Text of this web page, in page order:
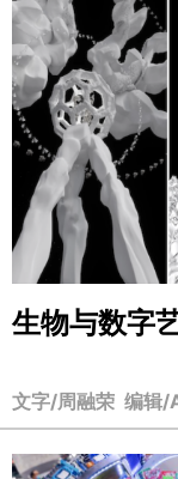
生物与数字
文字/周融荣 编辑/